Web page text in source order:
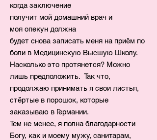
когда заключение
получит мой домашний врач и
моя опекун должна
будет снова записать меня на приём по
боли в Медицинскую Высшую Школу.
Насколько это протянется? Можно
лишь предположить. Так что,
продолжаю принимать я свои листья,
стёртые в порошок, которые
заказываю в Германии.
Тем не менее, я полна благодарности
Богу, как и моему мужу, санитарам,